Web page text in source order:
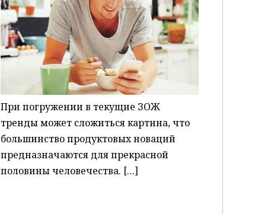
P
При погружении в текущие ЗОЖ
тренды может сложиться картина, что
большинство продуктовых новаций
предназначаются для прекрасной
половины человечества. […]